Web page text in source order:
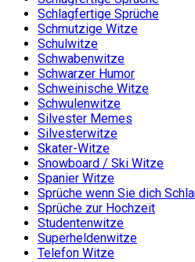
Schlagfertige Sprüche
Schmutzige Witze
Schulwitze
Schwabenwitze
Schwarzer Humor
Schweinische Witze
Schwulenwitze
Silvester Memes
Silvesterwitze
Skater-Witze
Snowboard / Ski Witze
Spanier Witze
Sprüche wenn Sie dich
Sprüche zur Hochzeit
Studentenwitze
Superheldenwitze
Telefon Witze